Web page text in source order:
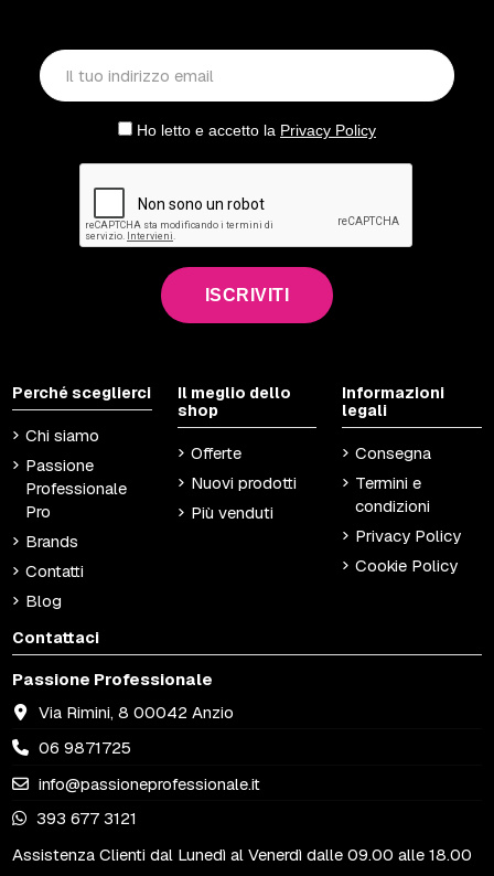
Ho letto e accetto la Privacy Policy
ISCRIVITI
Perché sceglierci
Chi siamo
Passione
Professionale
Pro
Brands
Contatti
Blog
Il meglio dello
shop
Offerte
Nuovi prodotti
Più venduti
Informazioni
legali
Consegna
Termini e
condizioni
Privacy Policy
Cookie Policy
Contattaci
Passione Professionale
Via Rimini, 8 00042 Anzio
06 9871725
info@passioneprofessionale.it
393 677 3121
Assistenza Clienti dal Lunedì al Venerdì dalle 09.00 alle 18.00